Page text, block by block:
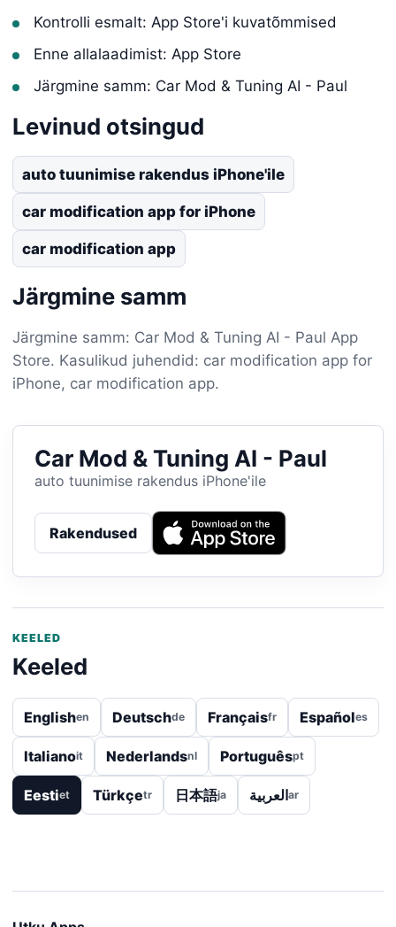
Kontrolli esmalt: App Store'i kuvatõmmised
Enne allalaadimist: App Store
Järgmine samm: Car Mod & Tuning AI - Paul
Levinud otsingud
auto tuunimise rakendus iPhone'ile
car modification app for iPhone
car modification app
Järgmine samm
Järgmine samm: Car Mod & Tuning AI - Paul App
Store. Kasulikud juhendid: car modification app for
iPhone, car modification app.
Car Mod & Tuning AI - Paul
auto tuunimise rakendus iPhone'ile
Rakendused
KEELED
Keeled
Englishen Deutschde Françaisfr Españoles
Italianoit Nederlandsnl Portuguêspt
Eestiet Türkçetr 日本語ja العربيةar